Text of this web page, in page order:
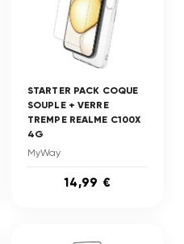
STARTER PACK COQUE
SOUPLE + VERRE
TREMPE REALME C100X
4G
MyWay
14,99 €